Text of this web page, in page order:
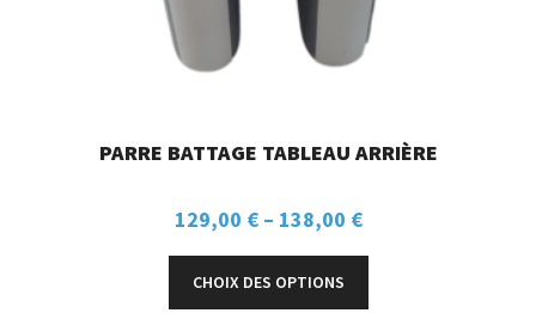
PARRE BATTAGE TABLEAU ARRIÈRE
129,00 €– 138,00 €
CHOIX DES OPTIONS